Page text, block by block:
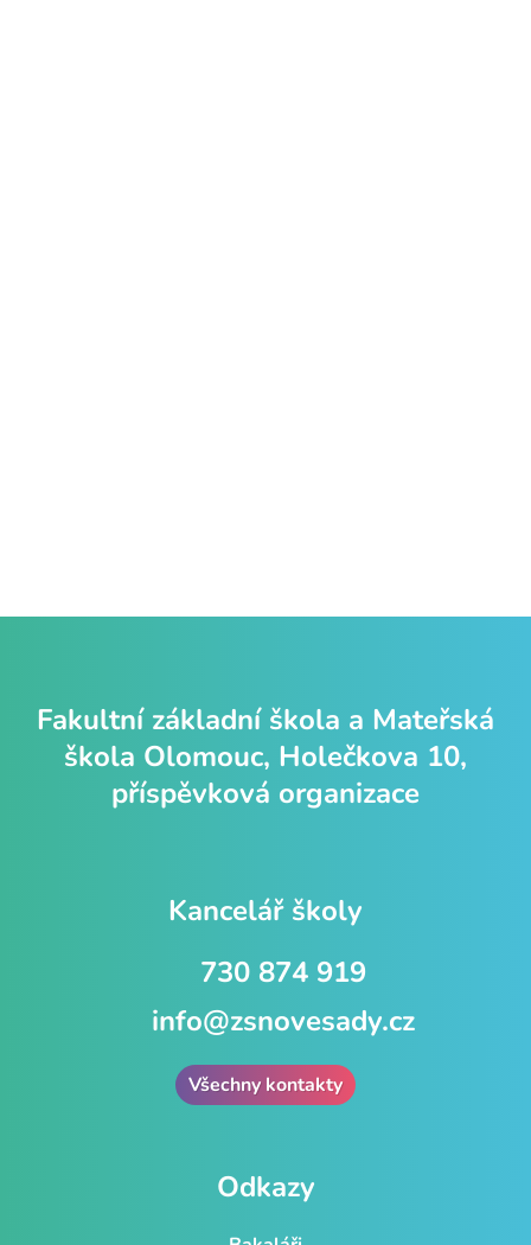
Fakultní základní škola a Mateřská
škola Olomouc, Holečkova 10,
příspěvková organizace
Kancelář školy
730 874 919
info@zsnovesady.cz
Všechny kontakty
Odkazy